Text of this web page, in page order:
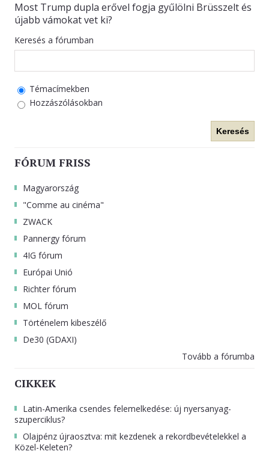
Most Trump dupla erővel fogja gyűlölni Brüsszelt és
újabb vámokat vet ki?
Keresés a fórumban
Témacímekben
Hozzászólásokban
Keresés
FÓRUM FRISS
Magyarország
"Comme au cinéma"
ZWACK
Pannergy fórum
4IG fórum
Európai Unió
Richter fórum
MOL fórum
Történelem kibeszélő
De30 (GDAXI)
Tovább a fórumba
CIKKEK
Latin-Amerika csendes felemelkedése: új nyersanyag-
szuperciklus?
Olajpénz újraosztva: mit kezdenek a rekordbevételekkel a
Közel-Keleten?